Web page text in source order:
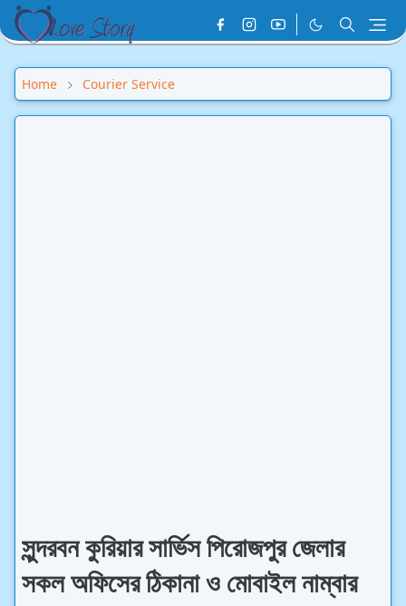
Home Courier Service
সুন্দরবন কুরিয়ার সার্ভিস পিরোজপুর জেলার
সকল অফিসের ঠিকানা ও মোবাইল নাম্বার